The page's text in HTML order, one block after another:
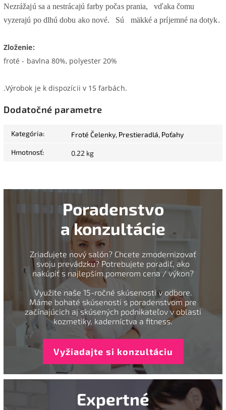
Nezrážajú sa a nestrácajú farby počas prania,
vďaka čomu
vyzerajú po dlhú dobu ako nové.
Sú mäkké a príjemné na dotyk.
Zloženie:
froté - bavlna 80%, polyester 20%
.Výrobok je k dispozícii v 15 farbách.
Dodatočné parametre
Kategória: Froté Čelenky, Prestieradlá, Poťahy
Hmotnosť: 0.22 kg
Poradenstvo
a konzultácie
Zriaďujete nový salón? Chcete zmodernizovať
svoju prevádzku? Potrebujete poradiť, ako
nakúpiť s najlepším pomerom cena / výkon?
Využite naše 15-ročné skúsenosti v odbore.
Máme bohaté skúsenosti s poradenstvom pre
začínajúcich aj skúsených podnikateľov v oblasti
kozmetiky, kaderníctva a fitness.
Vyžiadajte si konzultáciu
Expertné